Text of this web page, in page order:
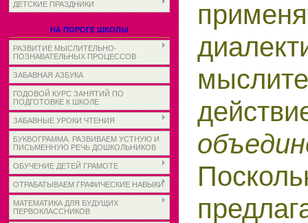
ДЕТСКИЕ ПРАЗДНИКИ
НА ПОРОГЕ ШКОЛЫ
РАЗВИТИЕ МЫСЛИТЕЛЬНО-
ПОЗНАВАТЕЛЬНЫХ ПРОЦЕССОВ
ЗАБАВНАЯ АЗБУКА
ГОДОВОЙ КУРС ЗАНЯТИЙ ПО
ПОДГОТОВКЕ К ШКОЛЕ
ЗАБАВНЫЕ УРОКИ ЧТЕНИЯ
БУКВОГРАММА. РАЗВИВАЕМ УСТНУЮ И
ПИСЬМЕННУЮ РЕЧЬ ДОШКОЛЬНИКОВ
ОБУЧЕНИЕ ДЕТЕЙ ГРАМОТЕ
ОТРАБАТЫВАЕМ ГРАФИЧЕСКИЕ НАВЫКИ
МАТЕМАТИКА ДЛЯ БУДУЩИХ
ПЕРВОКЛАССНИКОВ